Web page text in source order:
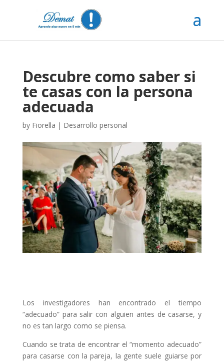
Descubre como saber si
te casas con la persona
adecuada
by Fiorella | Desarrollo personal
Los investigadores han encontrado el tiempo
“adecuado” para salir con alguien antes de casarse, y
no es tan largo como se piensa.
Cuando se trata de encontrar el “momento adecuado”
para casarse con la pareja, la gente suele guiarse por